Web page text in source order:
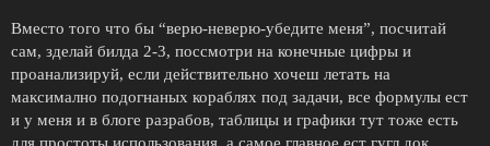
Вместо того что бы “верю-неверю-убедите меня”, посчитай
сам, зделай билда 2-3, поссмотри на конечные цифры и
проанализируй, если действительно хочеш летать на
максимално подогнаных кораблях под задачи, все формулы ест
и у меня и в блоге разрабов, таблицы и графики тут тоже есть